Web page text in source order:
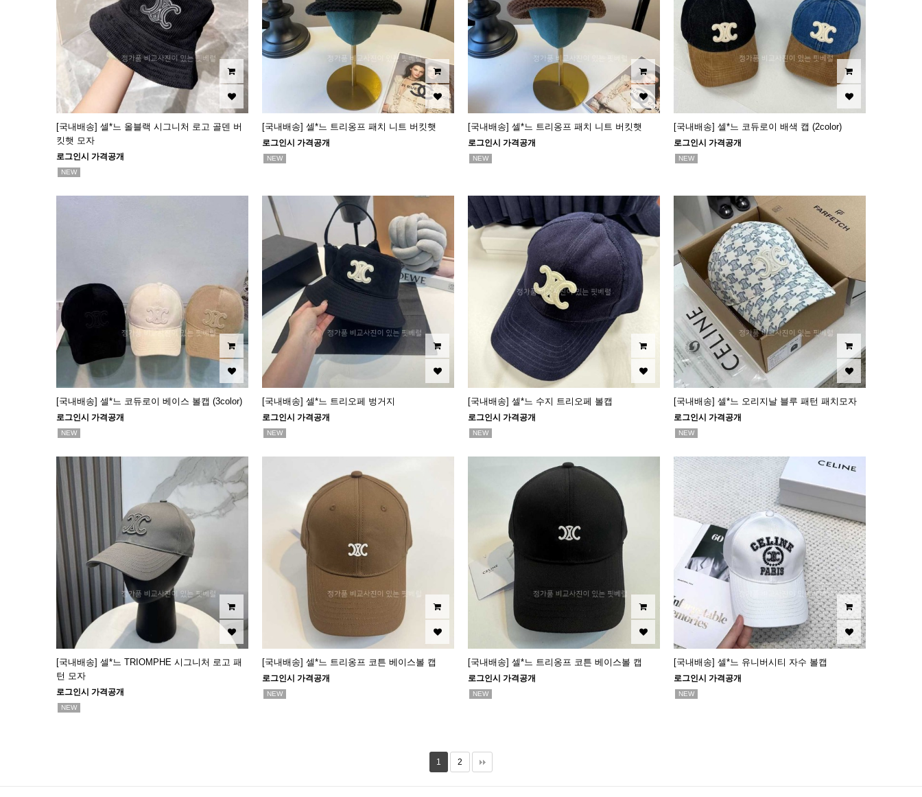
[국내배송] 셀*느 올블랙 시그니처 로고 골덴 버
킷햇 모자
로그인시 가격공개
NEW
[국내배송] 셀*느 트리옹프 패치 니트 버킷햇
로그인시 가격공개
NEW
[국내배송] 셀*느 트리옹프 패치 니트 버킷햇
로그인시 가격공개
NEW
[국내배송] 셀*느 코듀로이 배색 캡 (2color)
로그인시 가격공개
NEW
[국내배송] 셀*느 코듀로이 베이스 볼캡 (3color)
로그인시 가격공개
NEW
[국내배송] 셀*느 트리오페 벙거지
로그인시 가격공개
NEW
[국내배송] 셀*느 수지 트리오페 볼캡
로그인시 가격공개
NEW
[국내배송] 셀*느 오리지날 블루 패턴 패치모자
로그인시 가격공개
NEW
[국내배송] 셀*느 TRIOMPHE 시그니처 로고 패
턴 모자
로그인시 가격공개
NEW
[국내배송] 셀*느 트리옹프 코튼 베이스볼 캡
로그인시 가격공개
NEW
[국내배송] 셀*느 트리옹프 코튼 베이스볼 캡
로그인시 가격공개
NEW
[국내배송] 셀*느 유니버시티 자수 볼캡
로그인시 가격공개
NEW
1 2